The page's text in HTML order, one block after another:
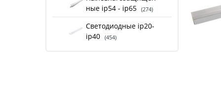
ные ip54 - ip65 (274)
Светодиодные ip20-
ip40 (454)